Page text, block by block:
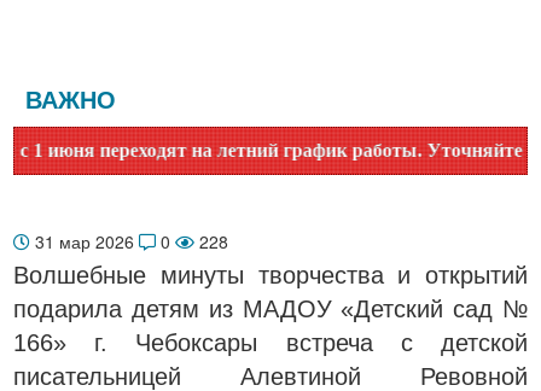
ВАЖНО
переходят на летний график работы. Уточняйте
31 мар 2026 0 228
Волшебные минуты творчества и открытий
подарила детям из МАДОУ «Детский сад №
166» г. Чебоксары встреча с детской
писательницей Алевтиной Ревовной